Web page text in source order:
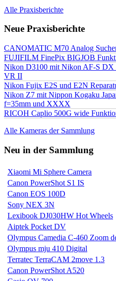
Alle Praxisberichte
Neue Praxisberichte
CANOMATIC M70 Analog
FUJIFILM FinePix BIGJOB
Nikon D3100 mit Nikon AF-S
VR II
Nikon Fujix E2S und E2N
Nikon Z7 mit Nippon Kogaku
f=35mm und XXXX
RICOH Caplio 500G wide
Alle Kameras der Sammlung
Neu in der Sammlung
Xiaomi Mi Sphere Camera
Canon PowerShot S1 IS
Canon EOS 100D
Sony NEX 3N
Lexibook DJ030HW Hot Wheels
Aiptek Pocket DV
Olympus Camedia C-460 Zoom
Olympus mju 410 Digital
Terratec TerraCAM 2move 1.3
Canon PowerShot A520